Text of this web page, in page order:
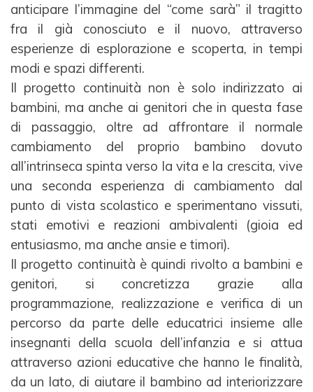
anticipare l’immagine del “come sarà” il tragitto
fra il già conosciuto e il nuovo, attraverso
esperienze di esplorazione e scoperta, in tempi
modi e spazi differenti.
Il progetto continuità non è solo indirizzato ai
bambini, ma anche ai genitori che in questa fase
di passaggio, oltre ad affrontare il normale
cambiamento del proprio bambino dovuto
all’intrinseca spintaverso la vita e la crescita, vive
una seconda esperienza di cambiamento dal
punto di vista scolastico e sperimentano vissuti,
stati emotivi e reazioni ambivalenti (gioia ed
entusiasmo, ma anche ansie e timori).
Il progetto continuità è quindi rivolto a bambini e
genitori, si concretizza grazie alla
programmazione, realizzazione e verifica di un
percorso da parte delle educatrici insieme alle
insegnanti della scuola dell’infanzia e si attua
attraverso azioni educative che hanno le finalità,
da un lato, di aiutare il bambino ad interiorizzare